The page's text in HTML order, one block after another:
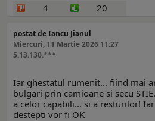
4
20
postat de Iancu Jianul
Miercuri, 11 Martie 2026 11:27
5.13.130.***
Iar ghestatul rumenit... fiind mai
bulgari prin camioane si secu
a celor capabili... si a resturilor!
destepti vor fi OK